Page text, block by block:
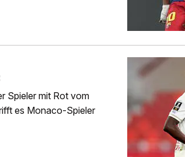
Spieler mit Rot vom
es Monaco-Spieler